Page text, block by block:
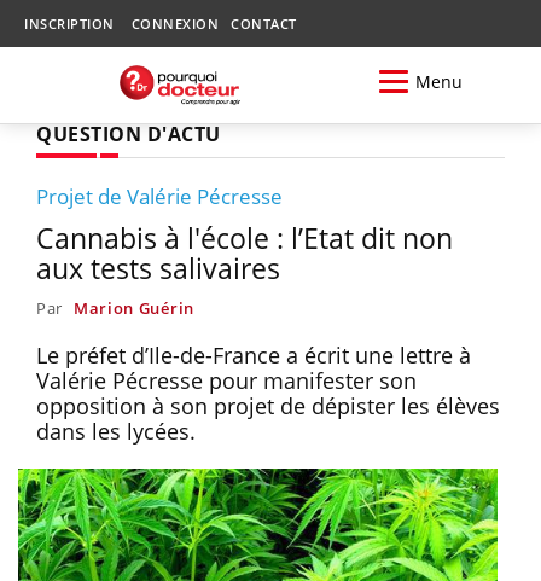
INSCRIPTION CONNEXION CONTACT
Menu
QUESTION D'ACTU
Projet de Valérie Pécresse
Cannabis à l'école : l’Etat dit non
aux tests salivaires
Par Marion Guérin
Le préfet d’Ile-de-France a écrit une lettre à
Valérie Pécresse pour manifester son
opposition à son projet de dépister les élèves
dans les lycées.